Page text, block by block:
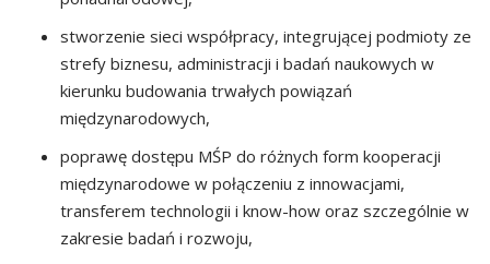
stworzenie sieci współpracy, integrującej podmioty ze
strefy biznesu, administracji i badań naukowych w
kierunku budowania trwałych powiązań
międzynarodowych,
poprawę dostępu MŚP do różnych form kooperacji
międzynarodowe w połączeniu z innowacjami,
transferem technologii i know-how oraz szczególnie w
zakresie badań i rozwoju,